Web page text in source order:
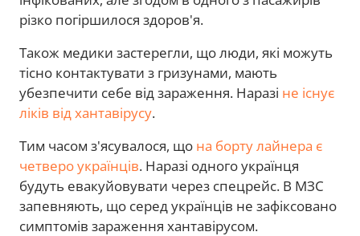
різко погіршилося здоров'я.
Також медики застерегли, що люди, які можуть
тісно контактувати з гризунами, мають
убезпечити себе від зараження. Наразі не існує
ліків від хантавірусу.
Тим часом з'ясувалося, що на борту лайнера є
четверо українців. Наразі одного українця
будуть евакуйовувати через спецрейс. В МЗС
запевняють, що серед українців не зафіксовано
симптомів зараження хантавірусом.